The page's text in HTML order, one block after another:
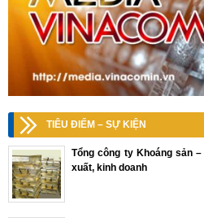
TIÊU ĐIỂM – SỰ KIỆN
Tổng công ty Khoáng sản
xuất, kinh doanh